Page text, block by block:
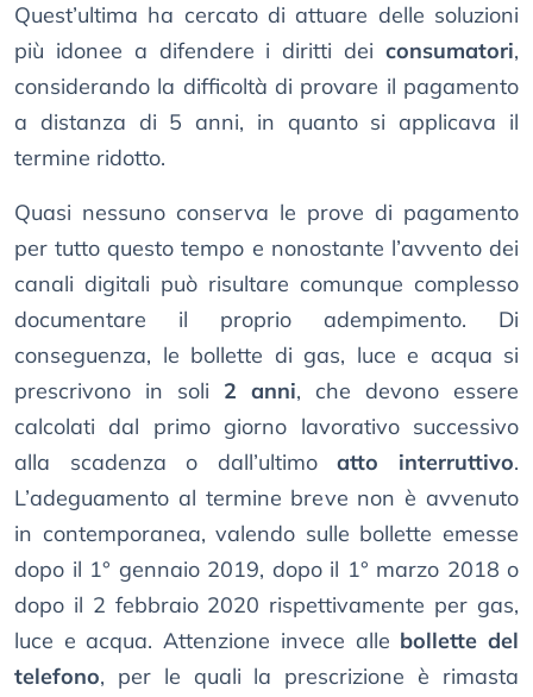
Quest’ultima ha cercato di attuare delle soluzioni
più idonee a difendere i diritti dei consumatori,
considerando la difficoltà di provare il pagamento
a distanza di 5 anni, in quanto si applicava il
termine ridotto.
Quasi nessuno conserva le prove di pagamento
per tutto questo tempo e nonostante l’avvento dei
canali digitali può risultare comunque complesso
documentare il proprio adempimento. Di
conseguenza, le bollette di gas, luce e acqua si
prescrivono in soli 2 anni, che devono essere
calcolati dal primo giorno lavorativo successivo
alla scadenza o dall’ultimoatto interruttivo.
L’adeguamento al termine breve non è avvenuto
in contemporanea, valendo sulle bollette emesse
dopo il 1° gennaio 2019, dopo il 1° marzo 2018 o
dopo il 2 febbraio 2020 rispettivamente per gas,
luce e acqua. Attenzione invece alle bollette del
telefono, per le quali la prescrizione è rimasta